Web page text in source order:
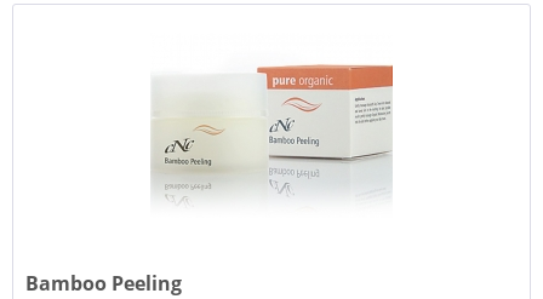
Bamboo Peeling